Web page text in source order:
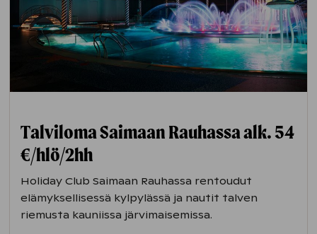
perheille mm. Pikkuritarikierroksia.
Kuralan kylämäenhiihtolomapäivillä
tarjolla ohjelmaa lapsille: mm. tehdään
kotitekoisia palapelejä ja leikitään
Talviloma Saimaan Rauhassa alk. 54
€/hlö/2hh
Holiday Club Saimaan Rauhassa rentoudut
elämyksellisessä kylpylässä ja nautit talven
riemusta kauniissa järvimaisemissa.